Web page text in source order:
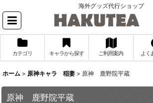
海外グッズ代行ショップ
カテゴリ キャラから探す ご利用案内 よく
ホーム > 原神キャラ 稲妻 > 原神 鹿野院平蔵
原神 鹿野院平蔵